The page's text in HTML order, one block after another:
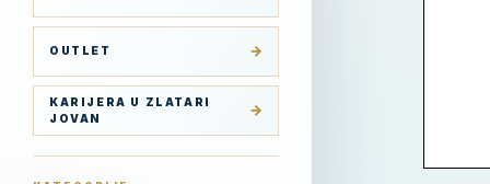
OUTLET
KARIJERA U ZLATARI
JOVAN